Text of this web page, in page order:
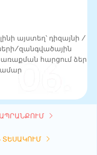
այստեղ՝ դիզայնի /
զանգվածային
հարցում ձեր
ՏԵՍԱԿՈՒՄ